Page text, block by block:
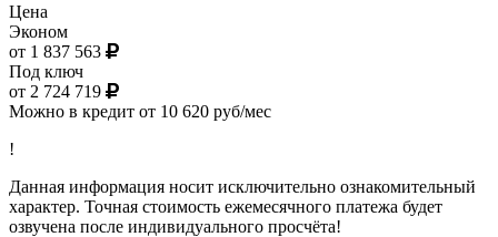
Цена
Эконом
от 1 837 563
Под ключ
от 2 724 719
Можно в кредит от 10 620 руб/мес
!
Данная информация носит исключительно ознакомительный
характер. Точная стоимость ежемесячного платежа будет
озвучена после индивидуального просчёта!